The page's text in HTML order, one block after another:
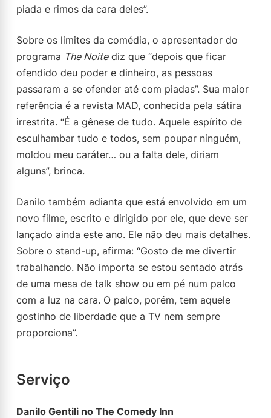
piada e rimos da cara deles”.
Sobre os limites da comédia, o apresentador do
programa The Noitediz que “depois que ficar
ofendido deu poder e dinheiro, as pessoas
passaram a se ofender até com piadas”. Sua maior
referência é a revista MAD, conhecida pela sátira
irrestrita. “É a gênese de tudo. Aquele espírito de
esculhambar tudo e todos, sem poupar ninguém,
moldou meu caráter… ou a falta dele, diriam
alguns”, brinca.
Danilo também adianta que está envolvido em um
novo filme, escrito e dirigido por ele, que deve ser
lançado ainda este ano. Ele não deu mais detalhes.
Sobre o stand-up, afirma: “Gosto de me divertir
trabalhando. Não importa se estou sentado atrás
de uma mesa de talk show ou em pé num palco
com a luz na cara. O palco, porém, tem aquele
gostinho de liberdade que a TV nem sempre
proporciona”.
Serviço
Danilo Gentili no The Comedy Inn